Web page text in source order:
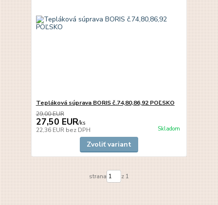
Tepláková súprava BORIS č.74,80,86,92 POĽSKO
29,00 EUR
27,50 EUR/ks
22,36 EUR bez DPH Skladom
Zvoliť variant
strana z 1